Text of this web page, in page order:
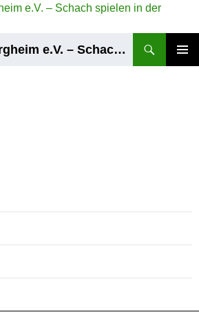
SV Turm 1925 Bergheim e.V. – Schach spielen in der Kreisstadt